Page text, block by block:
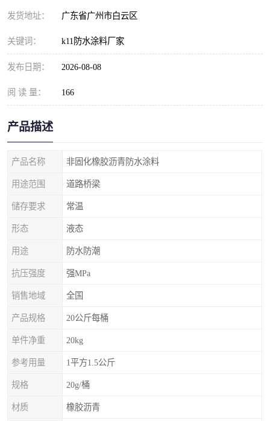
发货地址： 广东省广州市白云区
关键词： k11防水涂料厂家
发布日期： 2026-08-08
阅 读 量： 166
产品描述
产品名称 非固化橡胶沥青防水涂料
用途范围 道路桥梁
储存要求 常温
形态 液态
用途 防水防潮
抗压强度 强MPa
销售地域 全国
产品规格 20公斤每桶
单件净重 20kg
参考用量 1平方1.5公斤
规格 20g/桶
材质 橡胶沥青